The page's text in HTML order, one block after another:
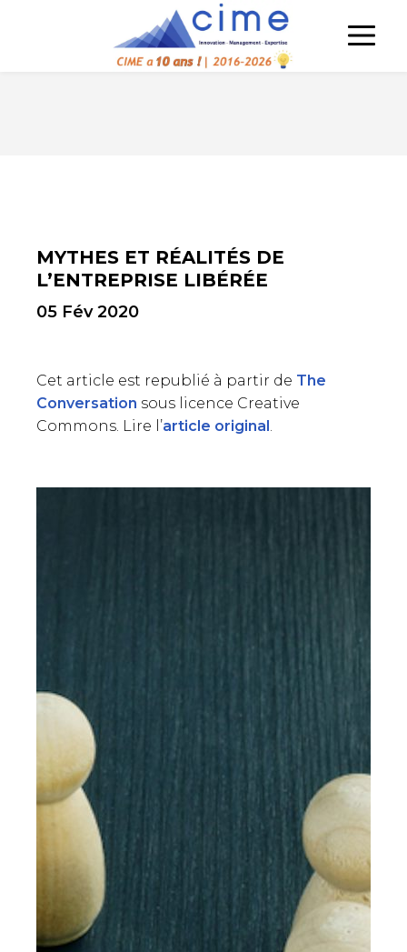
MYTHES ET RÉALITÉS DE
L’ENTREPRISE LIBÉRÉE
05 Fév 2020
Cet article est republié à partir de The
Conversation sous licence Creative
Commons. Lire l’article original.